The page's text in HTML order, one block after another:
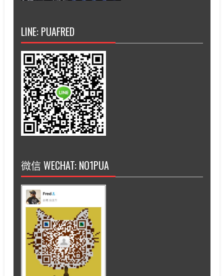
LINE: PUAFRED
微信 WECHAT: NO1PUA